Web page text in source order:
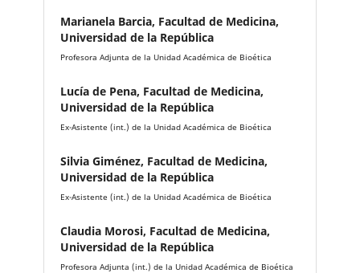
Marianela Barcia, Facultad de Medicina,
Universidad de la República
Profesora Adjunta de la Unidad Académica de Bioética
Lucía de Pena, Facultad de Medicina,
Universidad de la República
Ex-Asistente (int.) de la Unidad Académica de Bioética
Silvia Giménez, Facultad de Medicina,
Universidad de la República
Ex-Asistente (int.) de la Unidad Académica de Bioética
Claudia Morosi, Facultad de Medicina,
Universidad de la República
Profesora Adjunta (int.) de la Unidad Académica de Bioética